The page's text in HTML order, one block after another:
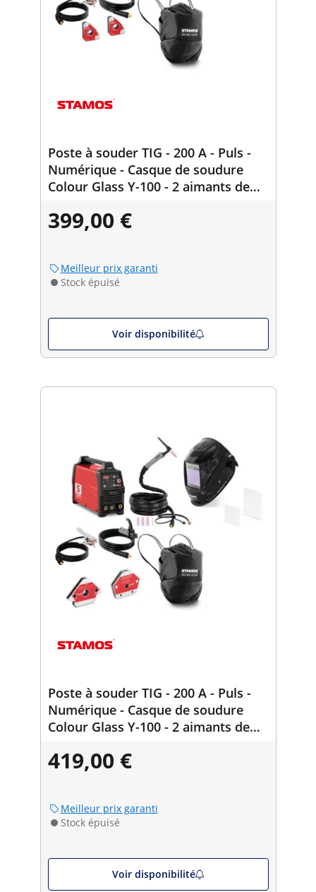
Poste à souder TIG - 200 A - Puls -
Numérique - Casque de soudure
Colour Glass Y-100 - 2 aimants de
399,00 €
Meilleur prix garanti
Stock épuisé
Voir disponibilité
Poste à souder TIG - 200 A - Puls -
Numérique - Casque de soudure
Colour Glass Y-100 - 2 aimants de
25 kg
419,00 €
Meilleur prix garanti
Stock épuisé
Voir disponibilité